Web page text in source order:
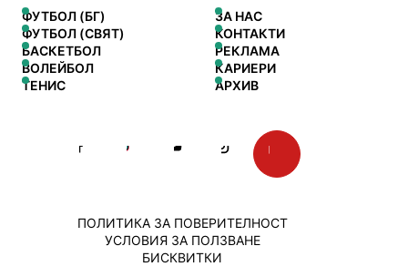
ФУТБОЛ (БГ)
ФУТБОЛ (СВЯТ)
БАСКЕТБОЛ
ВОЛЕЙБОЛ
ТЕНИС
ЗА НАС
КОНТАКТИ
РЕКЛАМА
КАРИЕРИ
АРХИВ
ПОЛИТИКА ЗА ПОВЕРИТЕЛНОСТ
УСЛОВИЯ ЗА ПОЛЗВАНЕ
БИСКВИТКИ